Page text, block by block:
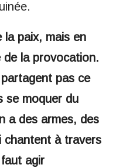
la paix, mais en
de la provocation.
pas ce
se moquer du
a des armes, des
chantent à travers
faut agir